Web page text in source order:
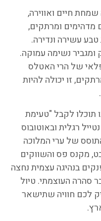
חיים ואווירה,
מדהימים ומרתקים,
עשירה ונדירה.
נשימה עמוקה.
של הרי האטלס
זו יכולה להיות
תוכלו לקבל "טעימת
רגלית ובאוטובוס
של ערי המלוכה
מקנס פס והשווקים
בנהיגה עצמית נחצה
סהרה העוצמתי. טיול
של 14 ימים יעניק לכם חוויה שתישאר